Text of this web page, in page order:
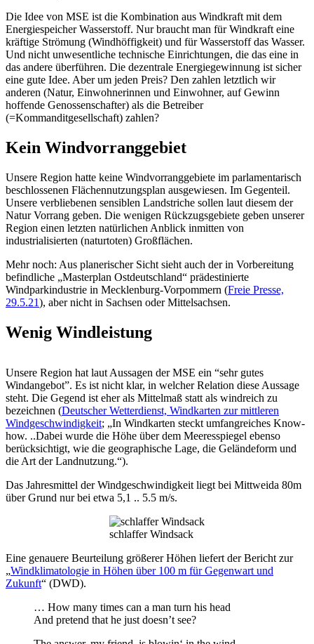
Die Idee von MSE ist die Kombination aus Windkraft mit dem
Energiespeicher Wasserstoff. Nur braucht man für Windkraft eine
kräftige Strömung (Windhöffigkeit) und für Wasserstoff das Wasser.
Und nicht unwesentliche technische Einrichtungen, die das eine in
das andere überführen. Die dezentrale Energiegewinnung ist sicher
eine gute Idee. Aber um jeden Preis? Den zahlen letztlich wir
anderen (Natur, Einwohnerinnen und Einwohner, auf Gewinn
hoffende Genossenschafter) als die Betreiber
(=Kommanditgesellschaft) zahlen?
Kein Windvorranggebiet
Unsere Region hatte keine Windvorranggebiete im parlamentarisch
beschlossenen Flächennutzungsplan ausgewiesen. Im Gegenteil.
Unsere verbliebenen sensiblen Landstriche sollen laut diesem der
Natur Vorrang geben. Die wenigen Rückzugsgebiete geben unserer
Region einen letzten natürlichen Anblick inmitten von
industrialisierten (naturtoten) Großflächen.
Mehr noch: Aus planerischer Sicht sieht auch der in Vorbereitung
befindliche „Masterplan Ostdeutschland“ prädestinierte
Windparkindustrie in Mecklenburg-Vorpommern (Freie Presse,
29.5.21), aber nicht in Sachsen oder Mittelsachsen.
Wenig Windleistung
Unsere Region hat laut Aussagen der MSE ein “sehr gutes
Windangebot”. Es ist nicht klar, in welcher Relation diese Aussage
steht. Die Gegend ist eher als Mittelmaß statt als windreich zu
bezeichnen (Deutscher Wetterdienst, Windkarten zur mittleren
Windgeschwindigkeit; „In Windkarten steckt umfangreiches Know-
how. ..Dabei wurde die Höhe über dem Meeresspiegel ebenso
berücksichtigt, wie die geographische Lage, die Geländeform und
die Art der Landnutzung.“).
Das Jahresmittel der Windgeschwindigkeit liegt bei Mittweida 80m
über Grund nur bei etwa 5,1 .. 5.5 m/s.
schlaffer Windsack
Eine genauere Beurteilung größerer Höhen liefert der Bericht zur
„Windklimatologie in Höhen über 100 m für Gegenwart und
Zukunft“ (DWD).
… How many times can a man turn his head
And pretend that he just doesn’t see?